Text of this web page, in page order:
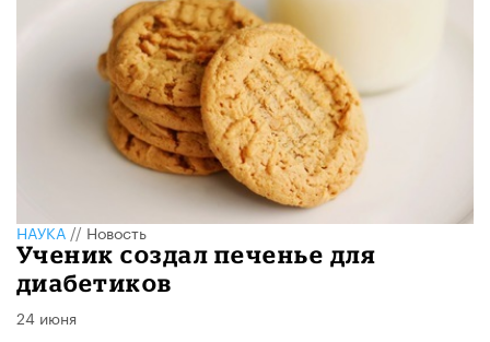
НАУКА//Новость
Ученик создал печенье для
диабетиков
24 июня